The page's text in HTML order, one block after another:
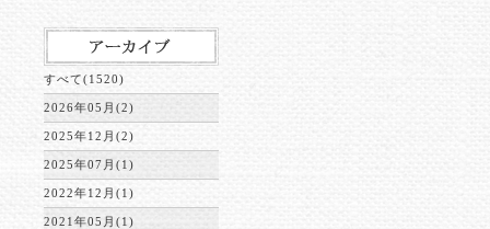
すべて(1520)
2026年05月(2)
2025年12月(2)
2025年07月(1)
2022年12月(1)
2021年05月(1)